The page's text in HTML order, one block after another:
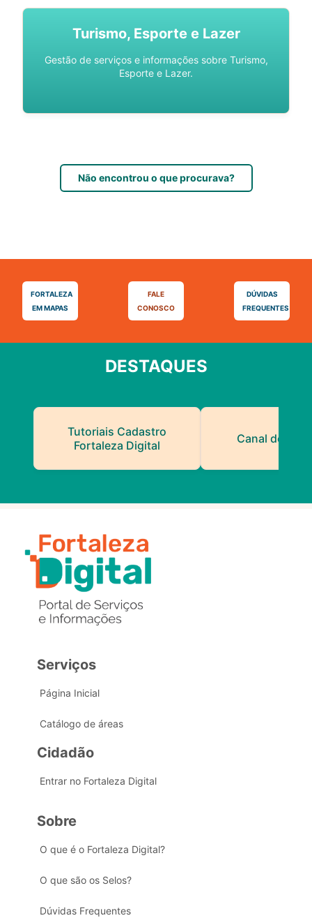
Turismo, Esporte e Lazer
Gestão de serviços e informações sobre Turismo,
Esporte e Lazer.
Não encontrou o que procurava?
FORTALEZA
EM MAPAS
FALE
CONOSCO
DÚVIDAS
FREQUENTES
DESTAQUES
Tutoriais Cadastro
Fortaleza Digital
Canal do
Serviços
Página Inicial
Catálogo de áreas
Cidadão
Entrar no Fortaleza Digital
Sobre
O que é o Fortaleza Digital?
O que são os Selos?
Dúvidas Frequentes